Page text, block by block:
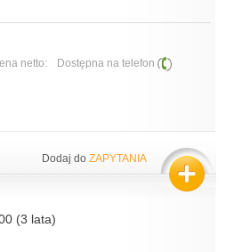
netto: Dostępna na telefon
Dodaj do ZAPYTANIA
(3 lata)